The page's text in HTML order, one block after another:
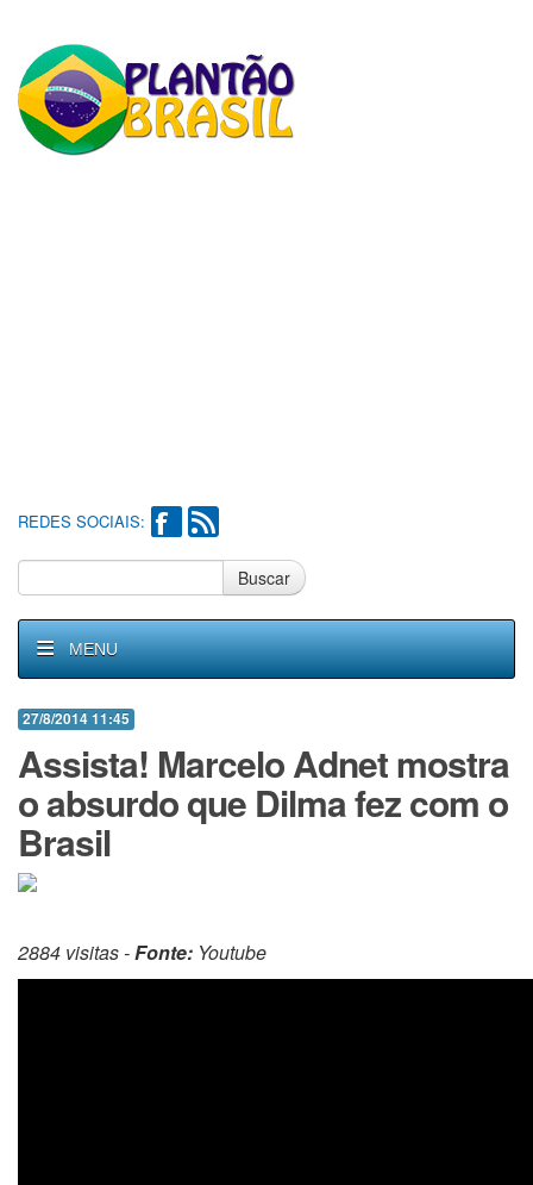
REDES SOCIAIS:
Buscar
MENU
27/8/2014 11:45
Assista! Marcelo Adnet mostra
o absurdo que Dilma fez com o
Brasil
2884 visitas -Fonte: Youtube